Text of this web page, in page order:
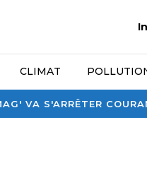
VA S'ARRÊTER
CLIMAT